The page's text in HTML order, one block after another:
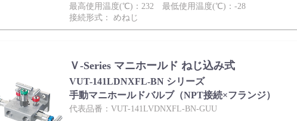
最高使用温度(℃)：232 最低使用温度(℃)：-28
接続形式： めねじ
Ｖ-Series マニホールド ねじ込み式
VUT-141LDNXFL-BN シリーズ
手動マニホールドバルブ（NPT接続×フランジ）
代表品番：VUT-141LVDNXFL-BN-GUU